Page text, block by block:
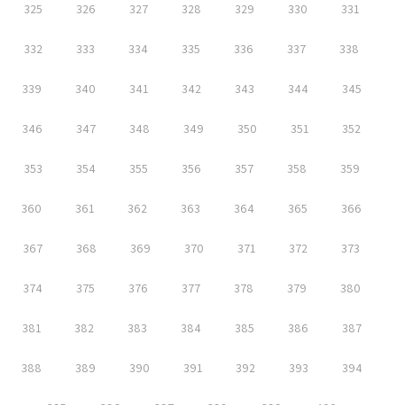
325 326 327 328 329 330 331
332 333 334 335 336 337 338
339 340 341 342 343 344 345
346 347 348 349 350 351 352
353 354 355 356 357 358 359
360 361 362 363 364 365 366
367 368 369 370 371 372 373
374 375 376 377 378 379 380
381 382 383 384 385 386 387
388 389 390 391 392 393 394